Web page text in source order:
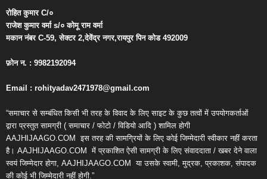
रोहित कुमारC/०
राजेश कुमार वर्माs/० कोमू राम वर्मा
मकान नंबरC-59,सेक्टर2,देवेंद्र नगर,रायपुर पिन कोड492009
फ़ोन न. : 9982192094
Email : rohityadav2471978@gmail.com
“समाचार से सम्बंधित किसी भी तरह के विवाद के लिए साइट के कुछ तत्वों में उपयोगकर्ताओं
द्वारा प्रस्तुत सामग्री ( समाचार / फोटो / विडियो आदि ) शामिल होगी
AAJHIJAAGO.COM इस तरह की सामग्रियों के लिए कोई जिम्मेदारी स्वीकार नहीं करता
है। AAJHIJAAGO.COM में प्रकाशित ऐसी सामग्री के लिए संवाददाता / खबर देने वाला
स्वयं जिम्मेदार होगा, AAJHIJAAGO.COM
या उसके स्वामी, मुद्रक, प्रकाशक, संपादक
की कोई भी जिम्मेदारी नहीं होगी.”